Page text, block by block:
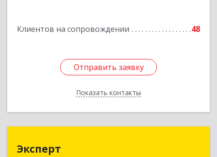
Клиентов на сопровождении 48
Отправить заявку
Показать контакты
Подробнее
Отправить заявку
Назад
Эксперт